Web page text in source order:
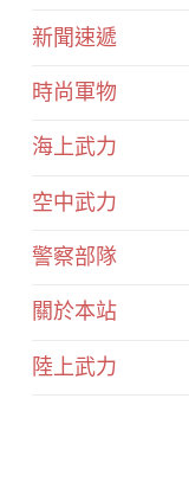
新聞速遞
時尚軍物
海上武力
空中武力
警察部隊
關於本站
陸上武力